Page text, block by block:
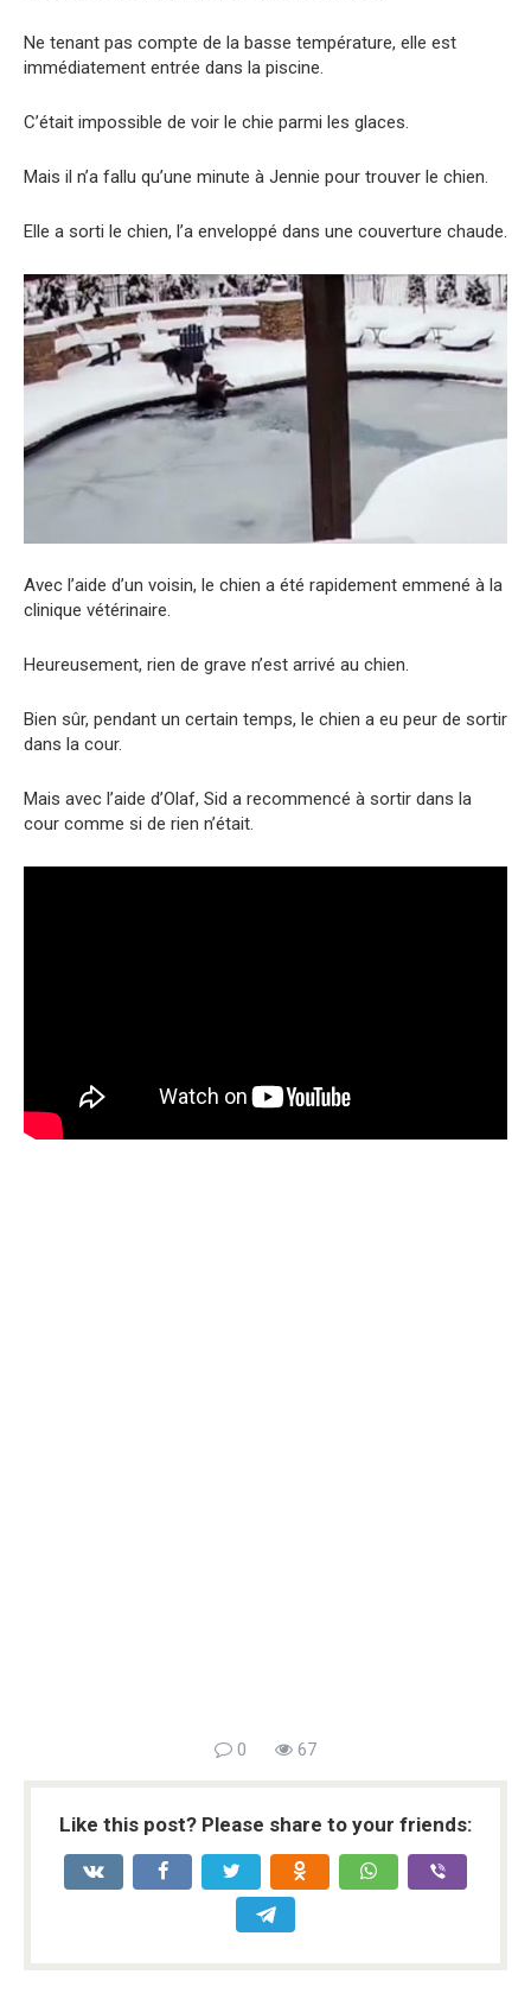
Ne tenant pas compte de la basse température, elle est
immédiatement entrée dans la piscine.
C’était impossible de voir le chie parmi les glaces.
Mais il n’a fallu qu’une minute à Jennie pour trouver le chien.
Elle a sorti le chien, l’a enveloppé dans une couverture chaude.
Avec l’aide d’un voisin, le chien a été rapidement emmené à la
clinique vétérinaire.
Heureusement, rien de grave n’est arrivé au chien.
Bien sûr, pendant un certain temps, le chien a eu peur de sortir
dans la cour.
Mais avec l’aide d’Olaf, Sid a recommencé à sortir dans la
cour comme si de rien n’était.
0 67
Like this post? Please share to your friends: